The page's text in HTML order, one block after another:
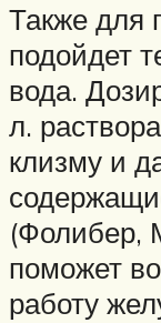
Также для
подойдет
вода.
л.
клизму и
(Фолибер,
поможет
работу